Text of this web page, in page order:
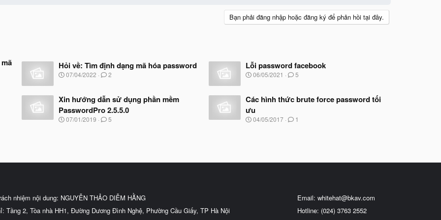
Bạn phải đăng nhập hoặc đăng ký để phản hồi tại đây.
Hỏi về: Tìm định dạng mã hóa password
N
y
ắ
t
07/04/2022 2
Lỗi password facebook
N
y
ắ
t
06/05/2021 5
Xin hướng dẫn sử dụng phần mềm
PasswordPro 2.5.5.0
N
07/01/2019 5
Các hình thức brute force password tối
ưu
N
04/05/2017 1
nhiệm nội dung: NGUYỄN THẢO DIỄM HẰNG
Tầng 2, Tòa nhà HH1, Đường Dương Đình Nghệ, Phường Cầu Giấy, TP Hà Nội
Email: whitehat@bkav.com
Hotline: (024) 3763 2552